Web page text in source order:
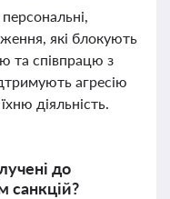
які блокують
та співпрацю з
агресію
діяльність.
до
санкцій?